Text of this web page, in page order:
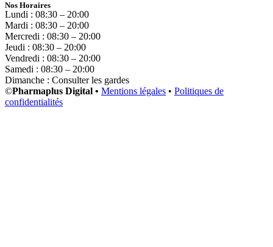
Nos Horaires
Lundi : 08:30 – 20:00
Mardi : 08:30 – 20:00
Mercredi : 08:30 – 20:00
Jeudi : 08:30 – 20:00
Vendredi : 08:30 – 20:00
Samedi : 08:30 – 20:00
Dimanche : Consulter les gardes
©Pharmaplus Digital • Mentions légales • Politiques de
confidentialités